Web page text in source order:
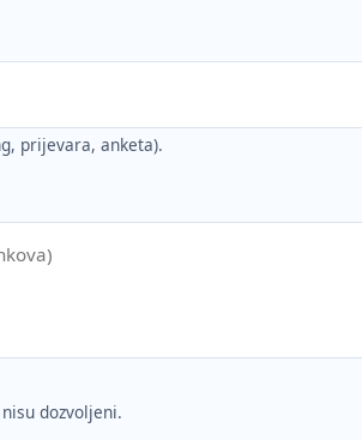
prijevara, anketa).
dozvoljeni.